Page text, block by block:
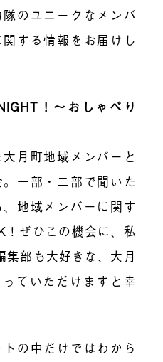
のユニークなメンバ
する情報をお届けし
！〜おしゃべり
月町地域メンバーと
一部・二部で聞いた
地域メンバーに関す
ぜひこの機会に、私
部も大好きな、大月
ていただけますと幸
の中だけではわから